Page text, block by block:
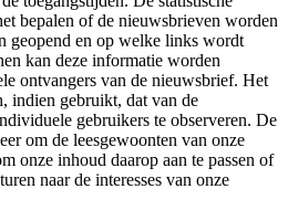
bepalen of de nieuwsbrieven worden
geopend en op welke links wordt
kan deze informatie worden
ontvangers van de nieuwsbrief. Het
indien gebruikt, dat van de
gebruikers te observeren. De
om de leesgewoonten van onze
onze inhoud daarop aan te passen of
naar de interesses van onze